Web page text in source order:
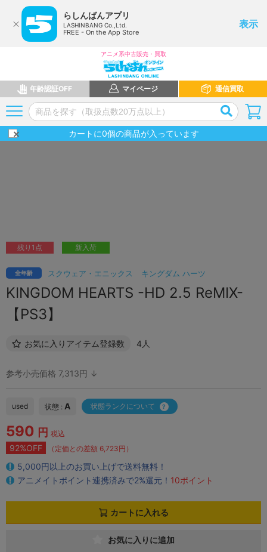
らしんばんアプリ
LASHINBANG Co.,Ltd.
FREE - On the App Store
表示
アニメ系中古販売・買取
年齢認証OFF マイページ 通信買取
カートに0個の商品が入っています
スクウェア・エニックス キングダム ハーツ
全年齢
KINGDOM HEARTS -HD 2.5 ReMIX-
【PS3】
お気に入りアイテム登録数 4人
残り1点 新入荷
参考小売価格 7,313円 ↓
used 状態 : A 状態ランクについて
590 円 税込
92%OFF （定価との差額 6,723円）
5,000円以上のお買い上げで送料無料！
アニメイトポイント連携済みで2%還元！ 10ポイント
カートに入れる
お気に入りに追加